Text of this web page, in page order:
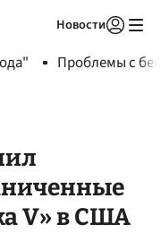
Новости
Проблемы с
V» в США